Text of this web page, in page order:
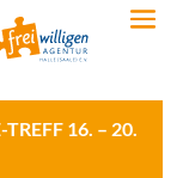
16. – 20.